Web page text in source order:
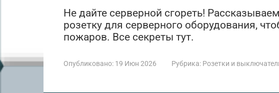
Не дайте серверной сгореть!
розетку для серверного оборудования,
пожаров. Все секреты тут.
Опубликовано: 19 Июн 2026 Рубрика: Розетки и